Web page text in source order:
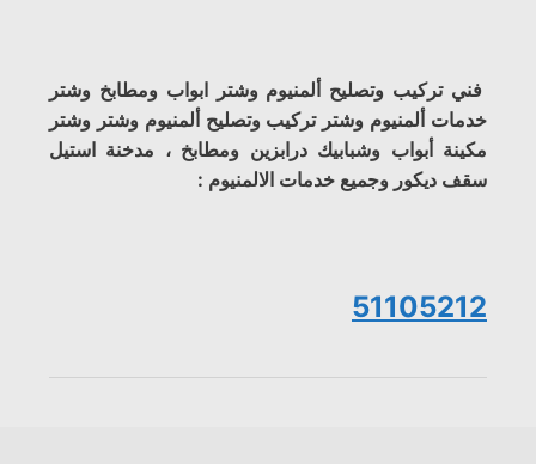
فني تركيب وتصليح ألمنيوم وشتر ابواب ومطابخ وشتر
خدمات ألمنيوم وشتر تركيب وتصليح ألمنيوم وشتر وشتر
مكينة أبواب وشبابيك درابزين ومطابخ ، مدخنة استيل
سقف ديكور وجميع خدمات الالمنيوم :
51105212